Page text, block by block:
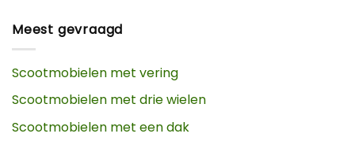
Meest gevraagd
Scootmobielen met vering
Scootmobielen met drie wielen
Scootmobielen met een dak